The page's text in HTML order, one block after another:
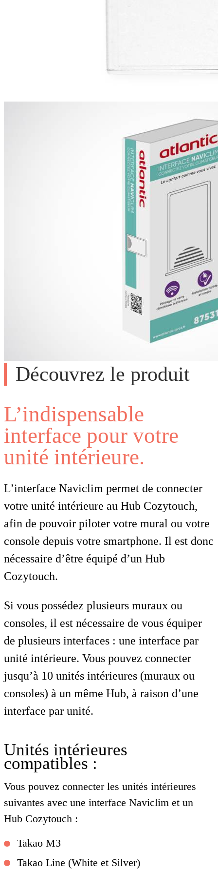
Découvrez le produit
L’indispensable
interface pour votre
unité intérieure.
L’interface Naviclim permet de connecter
votre unité intérieure au Hub Cozytouch,
afin de pouvoir piloter votre mural ou votre
console depuis votre smartphone. Il est donc
nécessaire d’être équipé d’un Hub
Cozytouch.
Si vous possédez plusieurs muraux ou
consoles, il est nécessaire de vous équiper
de plusieurs interfaces : une interface par
unité intérieure. Vous pouvez connecter
jusqu’à 10 unités intérieures (muraux ou
consoles) à un même Hub, à raison d’une
interface par unité.
Unités intérieures
compatibles :
Vous pouvez connecter les unités intérieures
suivantes avec une interface Naviclim et un
Hub Cozytouch :
Takao M3
Takao Line (White et Silver)